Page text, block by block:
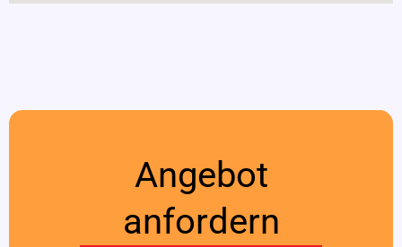
Angebot
anfordern